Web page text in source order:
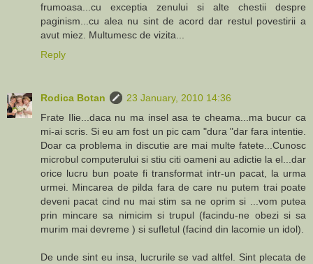
frumoasa...cu exceptia zenului si alte chestii despre
paginism...cu alea nu sint de acord dar restul povestirii a
avut miez. Multumesc de vizita...
Reply
Rodica Botan
23 January, 2010 14:36
Frate Ilie...daca nu ma insel asa te cheama...ma bucur ca
mi-ai scris. Si eu am fost un pic cam "dura "dar fara intentie.
Doar ca problema in discutie are mai multe fatete...Cunosc
microbul computerului si stiu citi oameni au adictie la el...dar
orice lucru bun poate fi transformat intr-un pacat, la urma
urmei. Mincarea de pilda fara de care nu putem trai poate
deveni pacat cind nu mai stim sa ne oprim si ...vom putea
prin mincare sa nimicim si trupul (facindu-ne obezi si sa
murim mai devreme ) si sufletul (facind din lacomie un idol).
De unde sint eu insa, lucrurile se vad altfel. Sint plecata de